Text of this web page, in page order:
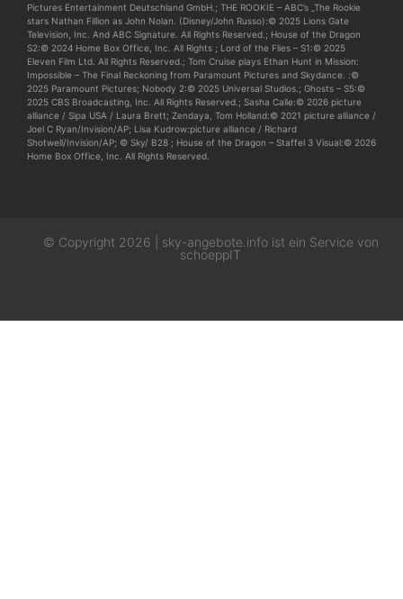
Pictures Entertainment Deutschland GmbH.; THE ROOKIE – ABC’s „The Rookie
stars Nathan Fillion as John Nolan. (Disney/John Russo):© 2025 Lions Gate
Television, Inc. And ABC Signature. All Rights Reserved.; House of the Dragon
S2:© 2024 Home Box Office, Inc. All Rights ; Lord of the Flies – S1:© 2025
Eleven Film Ltd. All Rights Reserved.; Tom Cruise plays Ethan Hunt in Mission:
Impossible – The Final Reckoning from Paramount Pictures and Skydance. :©
2025 Paramount Pictures; Nobody 2:© 2025 Universal Studios.; Ghosts – S5:©
2025 CBS Broadcasting, Inc. All Rights Reserved.; Sasha Calle:© 2026 picture
alliance / Sipa USA / Laura Brett; Zendaya, Tom Holland:© 2021 picture alliance /
Joel C Ryan/Invision/AP; Lisa Kudrow:picture alliance / Richard
Shotwell/Invision/AP; © Sky/ B28 ; House of the Dragon – Staffel 3 Visual:© 2026
Home Box Office, Inc. All Rights Reserved.
© Copyright 2026 | sky-angebote.info ist ein Service von
schoeppIT